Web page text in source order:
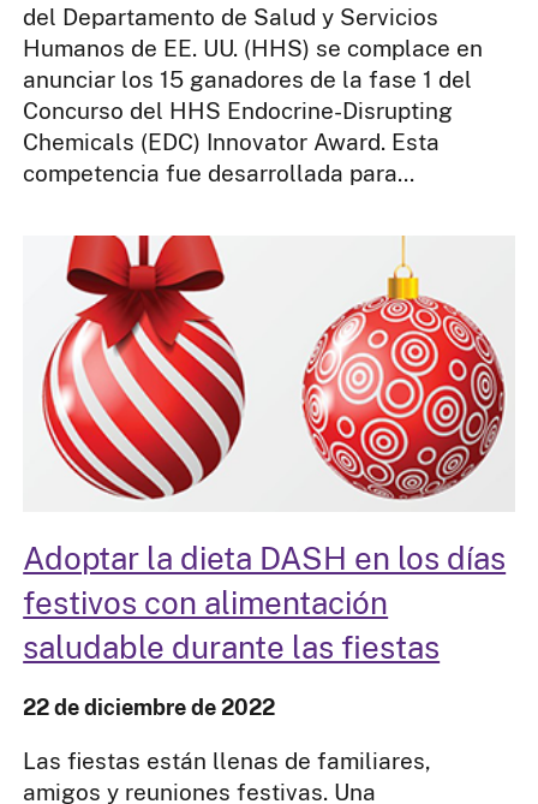
del Departamento de Salud y Servicios
Humanos de EE. UU. (HHS) se complace en
anunciar los 15 ganadores de la fase 1 del
Concurso del HHS Endocrine-Disrupting
Chemicals (EDC) Innovator Award. Esta
competencia fue desarrollada para...
Adoptar la dieta DASH en los días
festivos con alimentación
saludable durante las fiestas
22 de diciembre de 2022
Las fiestas están llenas de familiares,
amigos y reuniones festivas. Una